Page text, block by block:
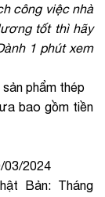
công việc nhà
tốt thì hãy
1 phút xem
phẩm thép
bao gồm tiền
03/2024
Bản: Tháng